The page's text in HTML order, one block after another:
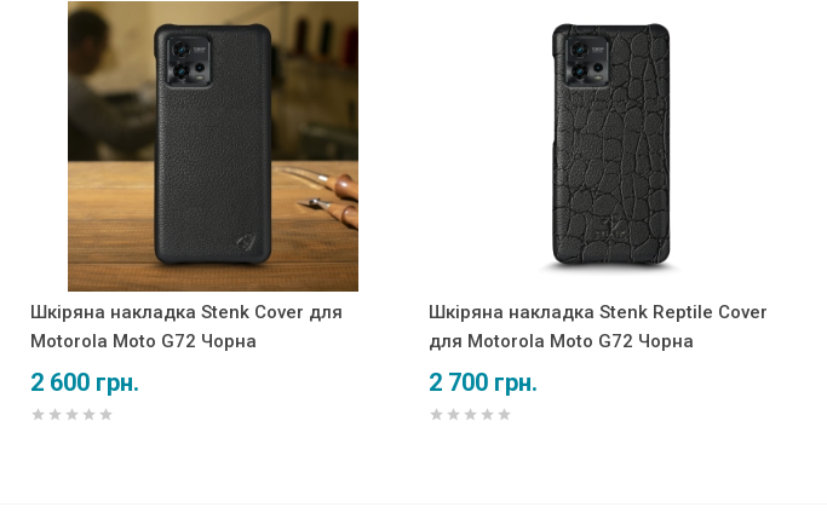
Шкіряна накладка Stenk Cover для
Motorola Moto G72 Чорна
2 600 грн.
Шкіряна накладка Stenk Reptile Cover
для Motorola Moto G72 Чорна
2 700 грн.